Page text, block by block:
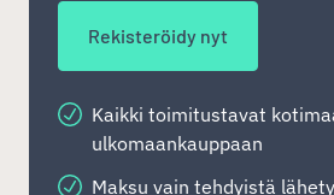
Rekisteröidy nyt
Kaikki toimitustavat
ulkomaankauppaan
Maksu vain tehdyistä